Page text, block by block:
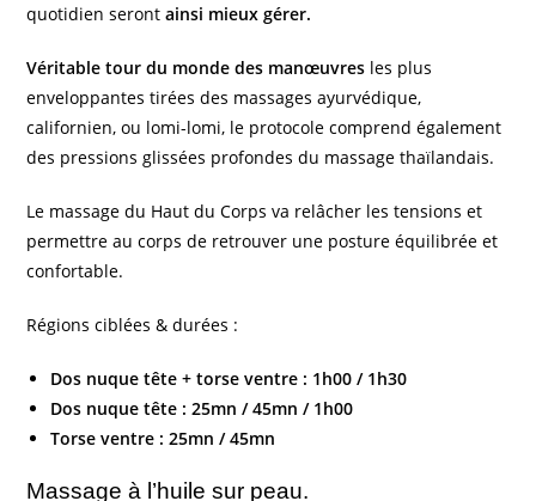
quotidien seront ainsi mieux gérer.
Véritable tour du monde des manœuvres les plus
enveloppantes tirées des massages ayurvédique,
californien, ou lomi-lomi, le protocole comprend également
des pressions glissées profondes du massage thaïlandais.
Le massage du Haut du Corps va relâcher les tensions et
permettre au corps de retrouver une posture équilibrée et
confortable.
Régions ciblées & durées :
Dos nuque tête + torse ventre : 1h00 / 1h30
Dos nuque tête : 25mn / 45mn / 1h00
Torse ventre : 25mn / 45mn
Massage à l’huile sur peau.